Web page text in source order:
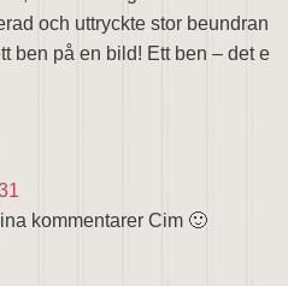
och uttryckte stor beundran
ben på en bild! Ett ben – det e
kommentarer Cim 🙂